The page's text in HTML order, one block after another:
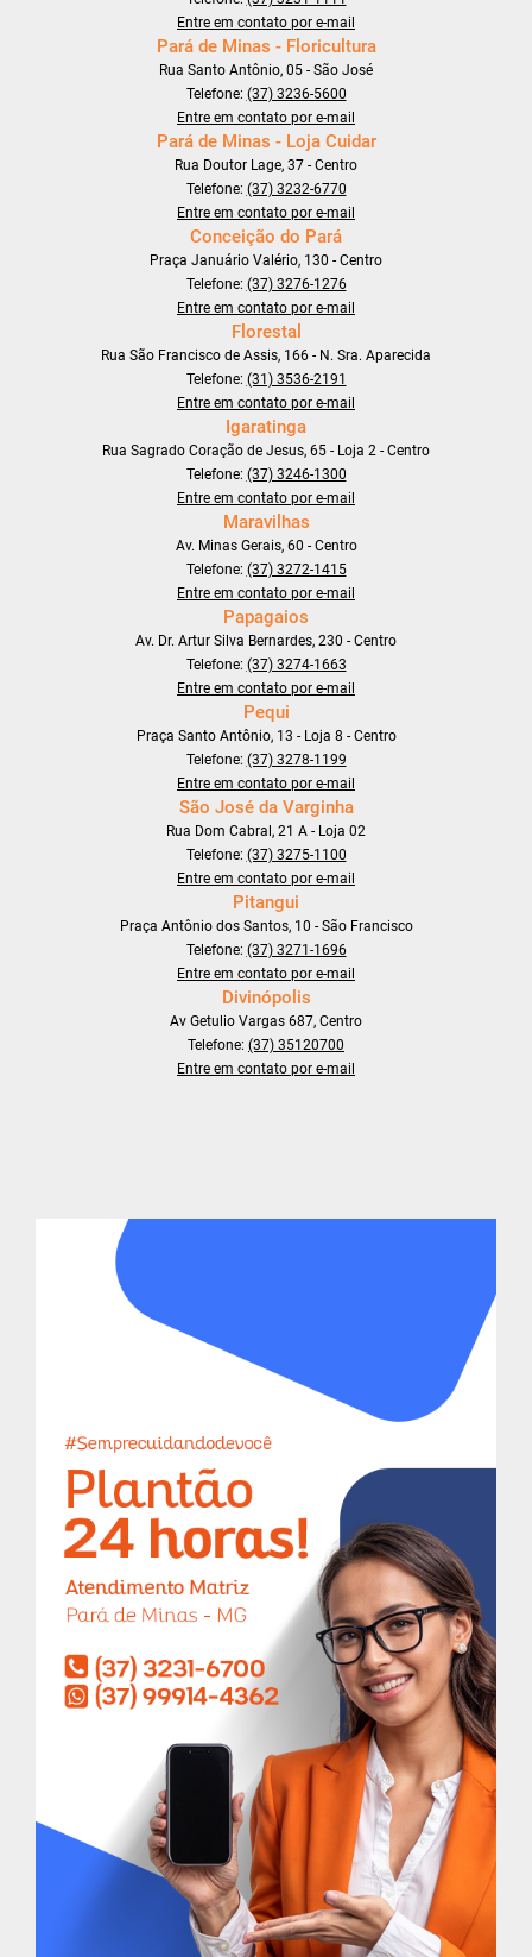
Entre em contato por e-mail
Pará de Minas - Floricultura
Rua Santo Antônio, 05 - São José
Telefone: (37) 3236-5600
Entre em contato por e-mail
Pará de Minas - Loja Cuidar
Rua Doutor Lage, 37 - Centro
Telefone: (37) 3232-6770
Entre em contato por e-mail
Conceição do Pará
Praça Januário Valério, 130 - Centro
Telefone: (37) 3276-1276
Entre em contato por e-mail
Florestal
Rua São Francisco de Assis, 166 - N. Sra. Aparecida
Telefone: (31) 3536-2191
Entre em contato por e-mail
Igaratinga
Rua Sagrado Coração de Jesus, 65 - Loja 2 - Centro
Telefone: (37) 3246-1300
Entre em contato por e-mail
Maravilhas
Av. Minas Gerais, 60 - Centro
Telefone: (37) 3272-1415
Entre em contato por e-mail
Papagaios
Av. Dr. Artur Silva Bernardes, 230 - Centro
Telefone: (37) 3274-1663
Entre em contato por e-mail
Pequi
Praça Santo Antônio, 13 - Loja 8 - Centro
Telefone: (37) 3278-1199
Entre em contato por e-mail
São José da Varginha
Rua Dom Cabral, 21 A - Loja 02
Telefone: (37) 3275-1100
Entre em contato por e-mail
Pitangui
Praça Antônio dos Santos, 10 - São Francisco
Telefone: (37) 3271-1696
Entre em contato por e-mail
Divinópolis
Av Getulio Vargas 687, Centro
Telefone: (37) 35120700
Entre em contato por e-mail